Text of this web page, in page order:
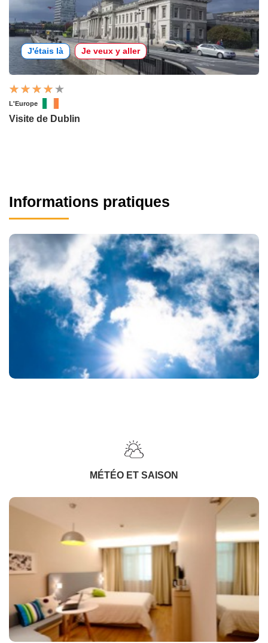
J'étais là Je veux y aller
L'Europe
Visite de Dublin
Informations pratiques
MÉTÉO ET SAISON